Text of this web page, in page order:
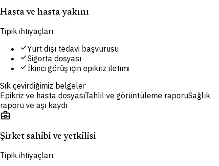
Hasta ve hasta yakını
Tipik ihtiyaçları
checkYurt dışı tedavi başvurusu
checkSigorta dosyası
checkİkinci görüş için epikriz iletimi
Sık çevirdiğimiz belgeler
Epikriz ve hasta dosyasıTahlil ve görüntüleme raporuSağlık
raporu ve aşı kaydı
business_center
Şirket sahibi ve yetkilisi
Tipik ihtiyaçları